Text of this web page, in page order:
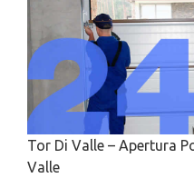
Tor Di Valle – Apertura
Valle